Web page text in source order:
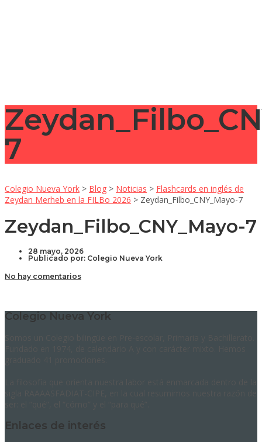
7
Colegio Nueva York > Blog > Noticias > Flashcards en inglés de
Zeydan Merheb en la FILBo 2026 > Zeydan_Filbo_CNY_Mayo-7
Zeydan_Filbo_CNY_Mayo-7
28 mayo, 2026
Publicado por: Colegio Nueva York
No hay comentarios
Colegio Nueva York
Enlaces de interés